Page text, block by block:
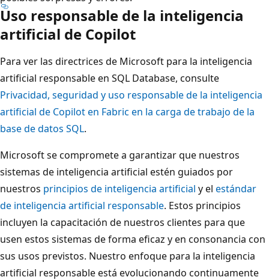
Uso responsable de la inteligencia
artificial de Copilot
Para ver las directrices de Microsoft para la inteligencia
artificial responsable en SQL Database, consulte
Privacidad, seguridad y uso responsable de la inteligencia
artificial de Copilot en Fabric en la carga de trabajo de la
base de datos SQL.
Microsoft se compromete a garantizar que nuestros
sistemas de inteligencia artificial estén guiados por
nuestros principios de inteligencia artificial y el estándar
de inteligencia artificial responsable. Estos principios
incluyen la capacitación de nuestros clientes para que
usen estos sistemas de forma eficaz y en consonancia con
sus usos previstos. Nuestro enfoque para la inteligencia
artificial responsable está evolucionando continuamente